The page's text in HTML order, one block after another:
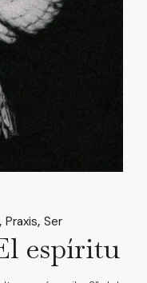
Praxis Ser
espíritu